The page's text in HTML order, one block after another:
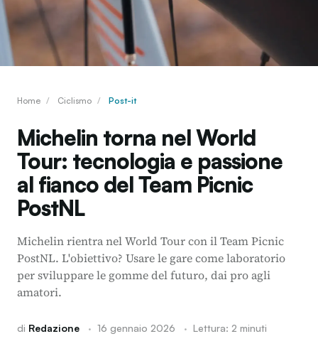
Home / Ciclismo / Post-it
Michelin torna nel World
Tour: tecnologia e passione
al fianco del Team Picnic
PostNL
Michelin rientra nel World Tour con il Team Picnic
PostNL. L'obiettivo? Usare le gare come laboratorio
per sviluppare le gomme del futuro, dai pro agli
amatori.
di Redazione · 16 gennaio 2026 · Lettura: 2 minuti